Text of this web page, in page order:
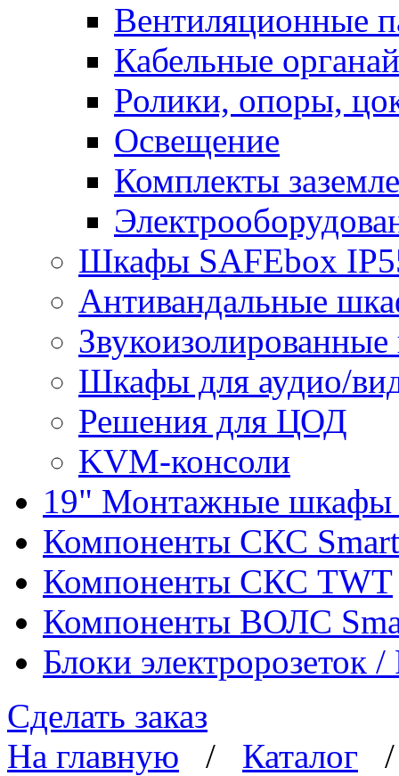
Вентиляционные
Кабельные
Ролики, опоры,
Освещение
Комплекты
Шкафы SAFEbox
Антивандальные
Шкафы для аудио/
Решения для ЦОД
KVM-консоли
19" Монтажные шкафы
Компоненты СКС
Компоненты СКС TWT
Компоненты ВОЛС
Блоки электророзеток
Сделать заказ
На главную / Каталог